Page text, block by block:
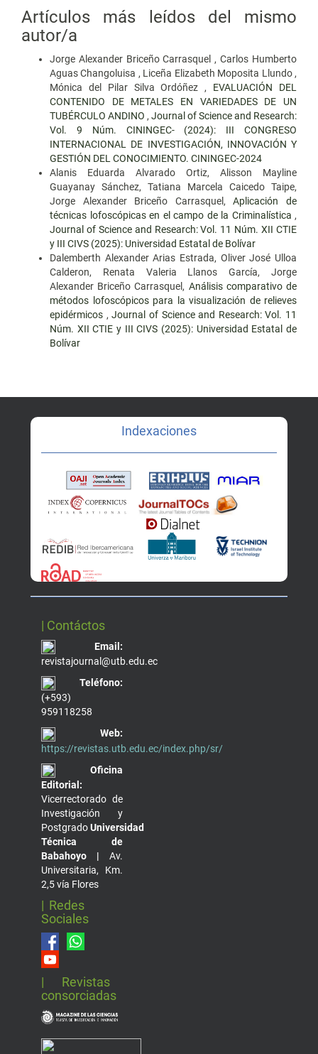
Artículos más leídos del mismo
autor/a
Jorge Alexander Briceño Carrasquel , Carlos Humberto
Aguas Changoluisa , Liceña Elizabeth Moposita Llundo ,
Mónica del Pilar Silva Ordóñez , EVALUACIÓN DEL
CONTENIDO DE METALES EN VARIEDADES DE UN
TUBÉRCULO ANDINO , Journal of Science and Research:
Vol. 9 Núm. CININGEC- (2024): III CONGRESO
INTERNACIONAL DE INVESTIGACIÓN, INNOVACIÓN Y
GESTIÓN DEL CONOCIMIENTO. CININGEC-2024
Alanis Eduarda Alvarado Ortiz, Alisson Mayline
Guayanay Sánchez, Tatiana Marcela Caicedo Taipe,
Jorge Alexander Briceño Carrasquel,Aplicación de
técnicas lofoscópicas en el campo de la Criminalística ,
Journal of Science and Research: Vol. 11 Núm. XII CTIE
y III CIVS (2025): Universidad Estatal de Bolívar
Dalemberth Alexander Arias Estrada, Oliver José Ulloa
Calderon, Renata Valeria Llanos García, Jorge
Alexander Briceño Carrasquel, Análisis comparativo de
métodos lofoscópicos para la visualización de relieves
epidérmicos ,Journal of Science and Research: Vol. 11
Núm. XII CTIE y III CIVS (2025): Universidad Estatal de
Bolívar
Indexaciones
| Contáctos
Email:
revistajournal@utb.edu.ec
Teléfono:
(+593)
959118258
Web:
https://revistas.utb.edu.ec/index.php/sr/
Oficina
Editorial:
Vicerrectorado de
Investigación y
PostgradoUniversidad
Técnica de
Babahoyo | Av.
Universitaria, Km.
2,5 vía Flores
| Redes
Sociales
| Revistas
consorciadas